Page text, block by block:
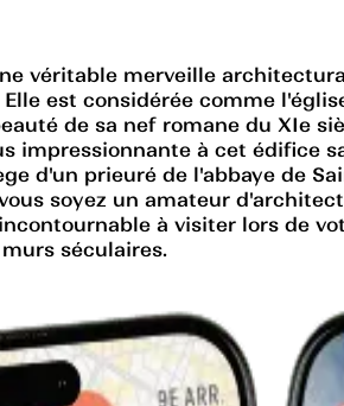
véritable merveille
est considérée comme
de sa nef romane du XIe
impressionnante à cet édifice
d'un prieuré de l'abbaye de
soyez un amateur
à visiter lors de
séculaires.